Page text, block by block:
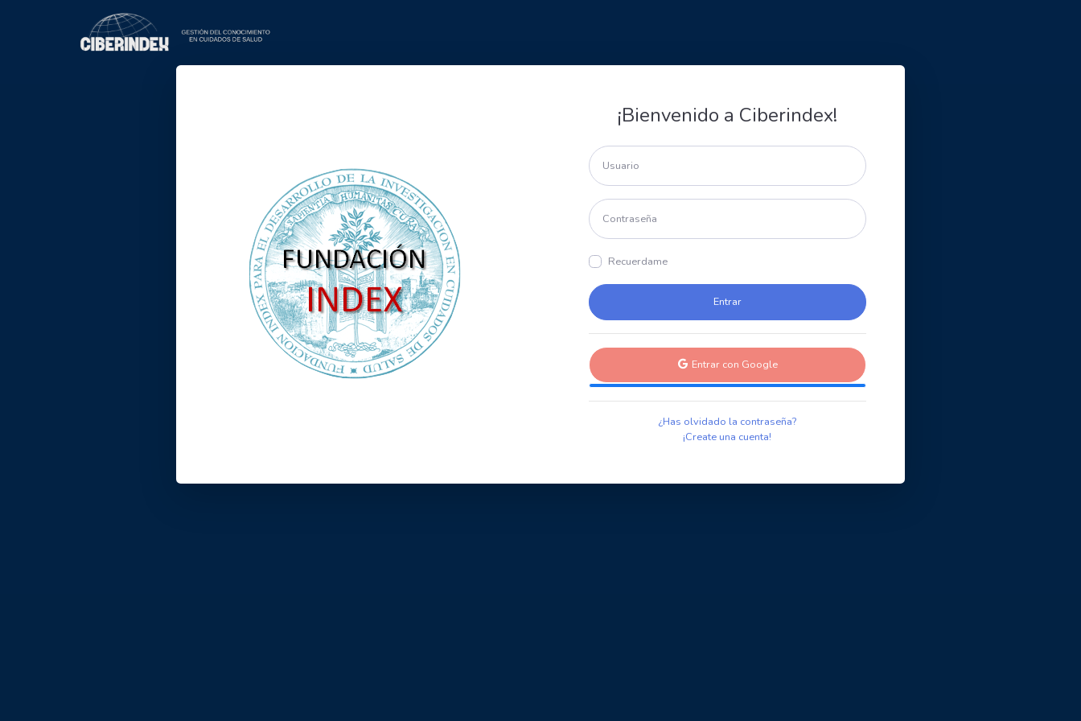
¡Bienvenido a Ciberindex!
Recuerdame
Entrar con Google
¿Has olvidado la contraseña?
¡Create una cuenta!